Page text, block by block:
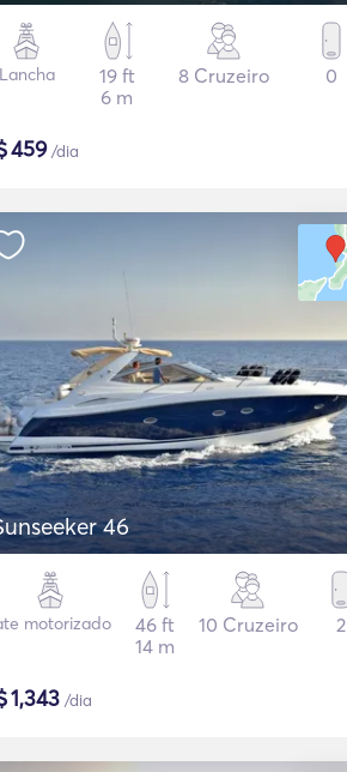
Lancha
19 ft
6 m
8 Cruzeiro 0
459/dia
46
motorizado
46 ft
14 m
10 Cruzeiro 2
1,343 /dia